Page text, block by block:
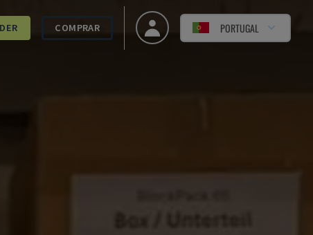
COMPRAR PORTUGAL